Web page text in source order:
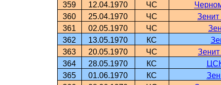
359
12.04.1970 ЧС
360
25.04.1970 ЧС
361
02.05.1970 ЧС
362
13.05.1970 КС
363
20.05.1970 ЧС
364
28.05.1970 КС
365
01.06.1970 КС